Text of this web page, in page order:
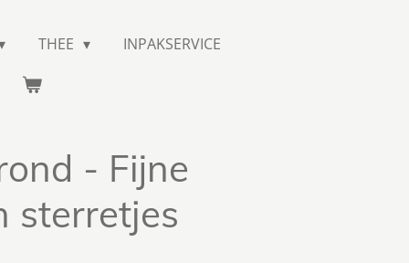
THEE INPAKSERVICE
- Fijne
sterretjes